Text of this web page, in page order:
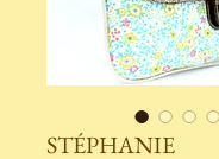
STÉPHANIE